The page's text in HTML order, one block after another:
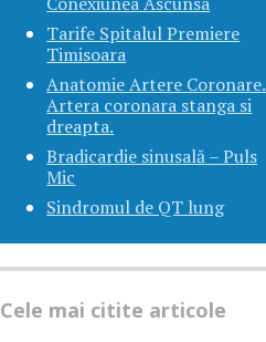
Tarife Spitalul Premiere
Timisoara
Anatomie Artere Coronare.
Artera coronara stanga si
dreapta.
Bradicardie sinusală – Puls
Mic
Sindromul de QT lung
Cele mai citite articole